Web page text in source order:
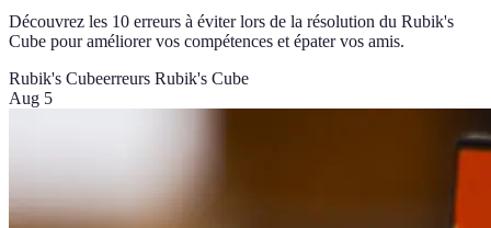
Découvrez les 10 erreurs à éviter lors de la résolution du Rubik's
Cube pour améliorer vos compétences et épater vos amis.
Rubik's Cubeerreurs Rubik's Cube
Aug 5